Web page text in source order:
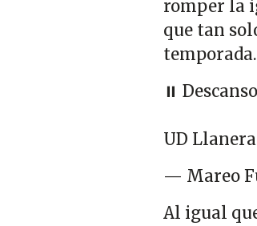
romper la
que tan
temporada.
⏸️
UD
— Mareo
Al igual